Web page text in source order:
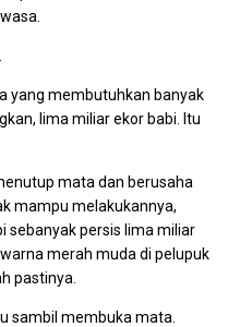
yang membutuhkan banyak
lima miliar ekor babi. Itu
mata dan berusaha
mampu melakukannya,
sebanyak persis lima miliar
merah muda di pelupuk
pastinya.
sambil membuka mata.